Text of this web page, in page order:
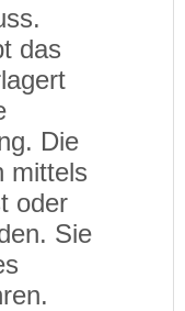
das
Die
mittels
oder
Sie